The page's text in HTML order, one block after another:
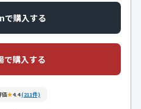
購入する
で購入する
★4.4(211件)